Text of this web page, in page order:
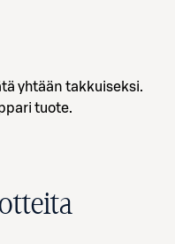
yhtään takkuiseksi.
tuote.